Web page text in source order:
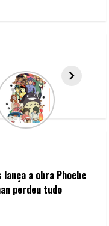
lança a obra Phoebe
perdeu tudo